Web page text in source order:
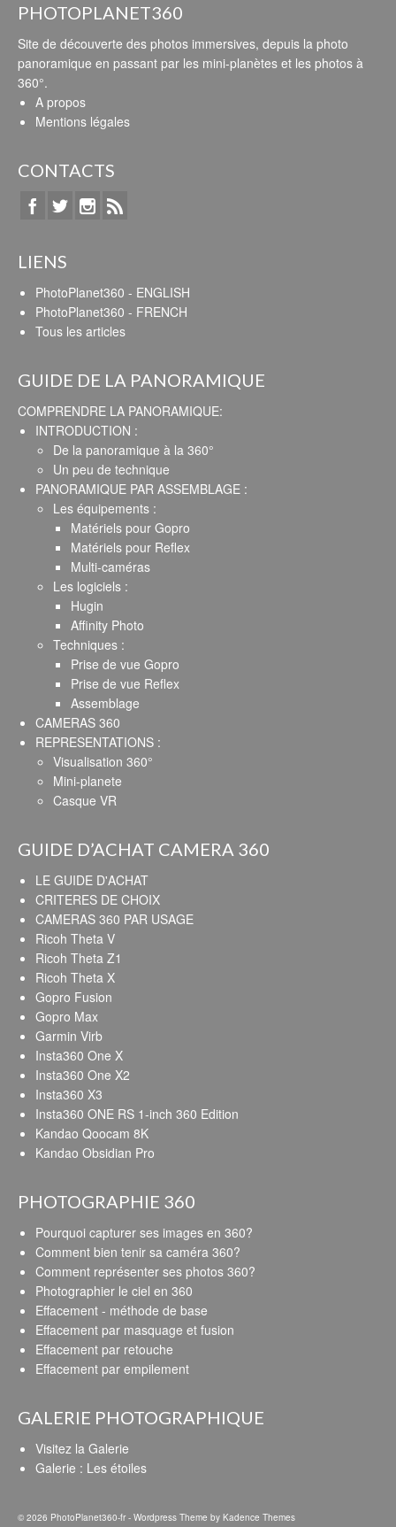
PHOTOPLANET360
Site de découverte des photos immersives, depuis la photo
panoramique en passant par les mini-planètes et les photos à
360°.
A propos
Mentions légales
CONTACTS
LIENS
PhotoPlanet360 - ENGLISH
PhotoPlanet360 - FRENCH
Tous les articles
GUIDE DE LA PANORAMIQUE
COMPRENDRE LA PANORAMIQUE:
INTRODUCTION :
De la panoramique à la 360°
Un peu de technique
PANORAMIQUE PAR ASSEMBLAGE :
Les équipements :
Matériels pour Gopro
Matériels pour Reflex
Multi-caméras
Les logiciels :
Hugin
Affinity Photo
Techniques :
Prise de vue Gopro
Prise de vue Reflex
Assemblage
CAMERAS 360
REPRESENTATIONS :
Visualisation 360°
Mini-planete
Casque VR
GUIDE D’ACHAT CAMERA 360
LE GUIDE D'ACHAT
CRITERES DE CHOIX
CAMERAS 360 PAR USAGE
Ricoh Theta V
Ricoh Theta Z1
Ricoh Theta X
Gopro Fusion
Gopro Max
Garmin Virb
Insta360 One X
Insta360 One X2
Insta360 X3
Insta360 ONE RS 1-inch 360 Edition
Kandao Qoocam 8K
Kandao Obsidian Pro
PHOTOGRAPHIE 360
Pourquoi capturer ses images en 360?
Comment bien tenir sa caméra 360?
Comment représenter ses photos 360?
Photographier le ciel en 360
Effacement - méthode de base
Effacement par masquage et fusion
Effacement par retouche
Effacement par empilement
GALERIE PHOTOGRAPHIQUE
Visitez la Galerie
Galerie : Les étoiles
© 2026 PhotoPlanet360-fr - Wordpress Theme by Kadence Themes